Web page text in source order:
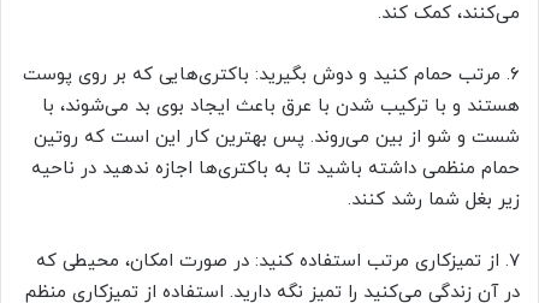
می‌کنند، کمک کند.
۶. مرتب حمام کنید و دوش بگیرید: باکتری‌هایی که بر روی پوست
هستند و با ترکیب شدن با عرق باعث ایجاد بوی بد می‌شوند، با
شست و شو از بین می‌روند. پس بهترین کار این است که روتین
حمام منظمی داشته باشید تا به باکتری‌ها اجازه ندهید در ناحیه
زیر بغل شما رشد کنند.
۷. از تمیزکاری مرتب استفاده کنید: در صورت امکان، محیطی که
در آن زندگی می‌کنید را تمیز نگه دارید. استفاده از تمیزکاری منظم